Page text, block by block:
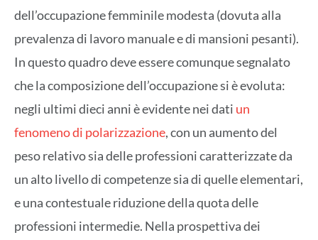
dell’occupazione femminile modesta (dovuta alla
prevalenza di lavoro manuale e di mansioni pesanti).
In questo quadro deve essere comunque segnalato
che la composizione dell’occupazione si è evoluta:
negli ultimi dieci anni è evidente nei dati un
fenomeno di polarizzazione, con un aumento del
peso relativo sia delle professioni caratterizzate da
un alto livello di competenze sia di quelle elementari,
e una contestuale riduzione della quota delle
professioni intermedie. Nella prospettiva dei